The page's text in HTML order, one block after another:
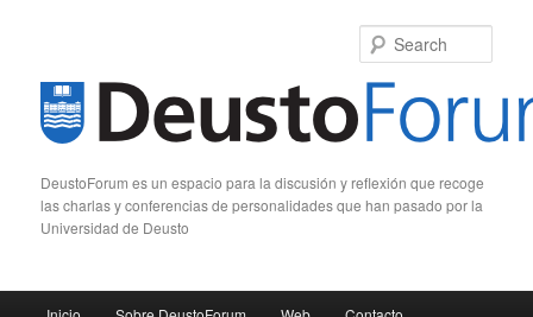
DeustoForum es un espacio para la discusión y reflexión que recoge
las charlas y conferencias de personalidades que han pasado por la
Universidad de Deusto